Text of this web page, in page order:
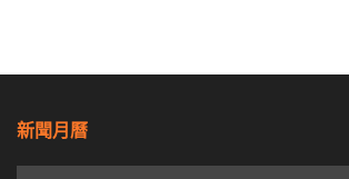
新聞月曆